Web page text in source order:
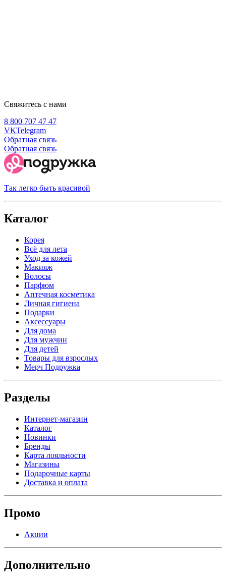
Свяжитесь с нами
8 800 707 47 47
VKTelegram
Обратная связь
Обратная связь
Так легко быть красивой
Каталог
Корея
Всё для лета
Уход за кожей
Макияж
Волосы
Парфюм
Аптечная косметика
Личная гигиена
Подарки
Аксессуары
Для дома
Для мужчин
Для детей
Товары для взрослых
Мерч Подружка
Разделы
Интернет-магазин
Каталог
Новинки
Бренды
Карта лояльности
Магазины
Подарочные карты
Доставка и оплата
Промо
Акции
Дополнительно